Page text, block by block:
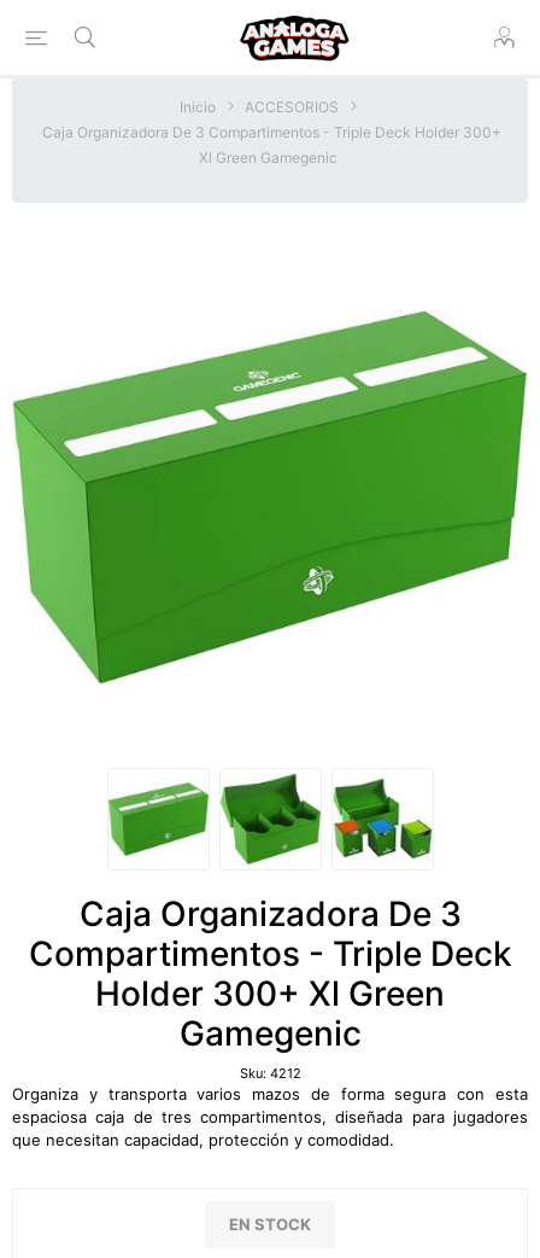
Inicio
ACCESORIOS
Caja Organizadora De 3 Compartimentos - Triple Deck Holder 300+
Xl Green Gamegenic
Caja Organizadora De 3
Compartimentos - Triple Deck
Holder 300+ Xl Green
Gamegenic
Sku: 4212
Organiza y transporta varios mazos de forma segura con esta
espaciosa caja de tres compartimentos, diseñada para jugadores
que necesitan capacidad, protección y comodidad.
EN STOCK